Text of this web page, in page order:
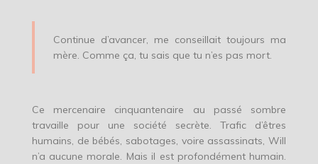
Continue d’avancer, me conseillait toujours ma
mère. Comme ça, tu sais que tu n’es pas mort.
Ce mercenaire cinquantenaire au passé sombre
travaille pour une société secrète. Trafic d’êtres
humains, de bébés, sabotages, voire assassinats, Will
n’a aucune morale. Mais il est profondément humain.